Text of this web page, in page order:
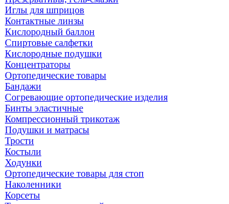
Иглы для шприцов
Контактные линзы
Кислородный баллон
Спиртовые салфетки
Кислородные подушки
Концентраторы
Ортопедические товары
Бандажи
Согревающие ортопедические изделия
Бинты эластичные
Компрессионный трикотаж
Подушки и матрасы
Трости
Костыли
Ходунки
Ортопедические товары для стоп
Наколенники
Корсеты